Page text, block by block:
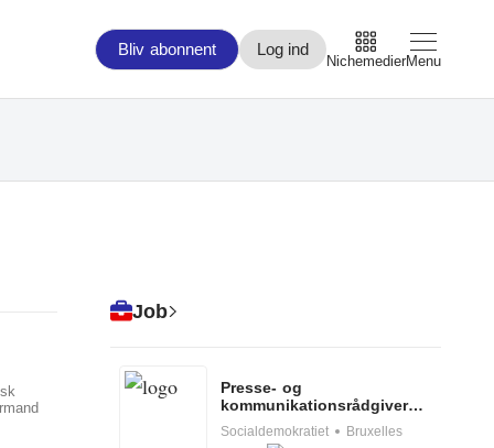
Bliv abonnent Log ind
Nichemedier
Christiansborg
Menu
Job
Presse- og
kommunikationsrådgiver
for Marianne Vind, medlem
af Europa-Parlamentet for
Socialdemokratiet Bruxelles